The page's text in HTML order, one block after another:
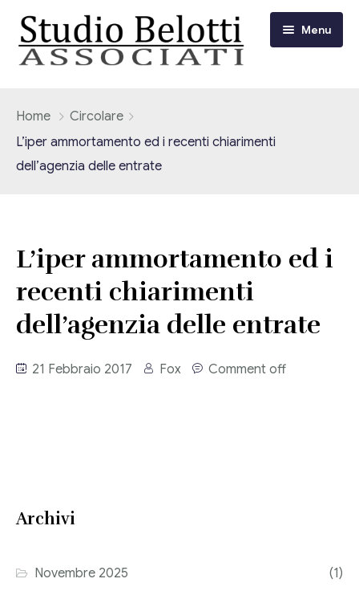
Menu
I nostri servizi
Adempimenti Dichiarativi e Fiscali
Contrattualistica Varia
Consulenza Societaria
Consulenza del Lavoro
Eventi
Corsi FAD
Video/Tv
Pubblicazioni
Home
Circolare
L’iper ammortamento ed i recenti chiarimenti
dell’agenzia delle entrate
L’iper ammortamento ed i
recenti chiarimenti
dell’agenzia delle entrate
21 Febbraio 2017 Fox Comment off
Archivi
Novembre 2025 (1)